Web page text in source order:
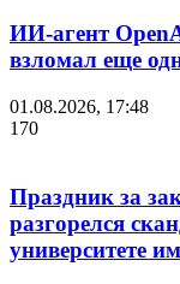
ИИ-агент
взломал еще
01.08.2026, 17:48
170
Праздник за
разгорелся
университете